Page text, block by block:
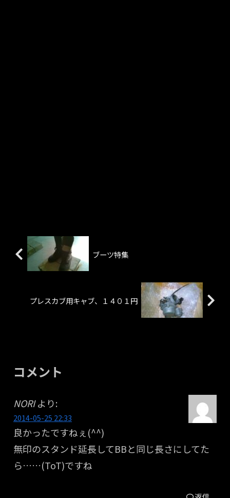
ブーツ特集
プレスカブ用キャブ、１４０１円
コメント
NORI より:
2014-05-25 22:33
良かったですねぇ(^^)
無印のスタンド延長してBBと同じ長さにしてた
ら……(ToT)ですね